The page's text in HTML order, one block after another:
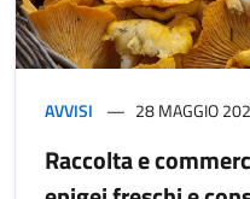
AVVISI 28 MAGGIO
Raccolta e